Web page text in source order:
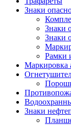
Знаки
Знаки
Знаки
Рамки
Маркировка
Знаки